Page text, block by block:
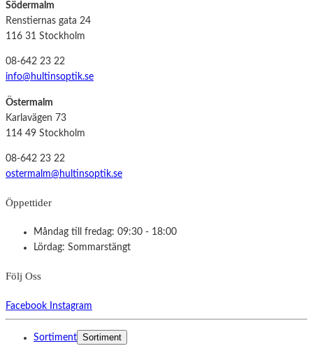
Södermalm
Renstiernas gata 24
116 31 Stockholm
08-642 23 22
info@hultinsoptik.se
Östermalm
Karlavägen 73
114 49 Stockholm
08-642 23 22
ostermalm@hultinsoptik.se
Öppettider
Måndag till fredag: 09:30 - 18:00
Lördag: Sommarstängt
Följ Oss
Facebook Instagram
Sortiment Sortiment